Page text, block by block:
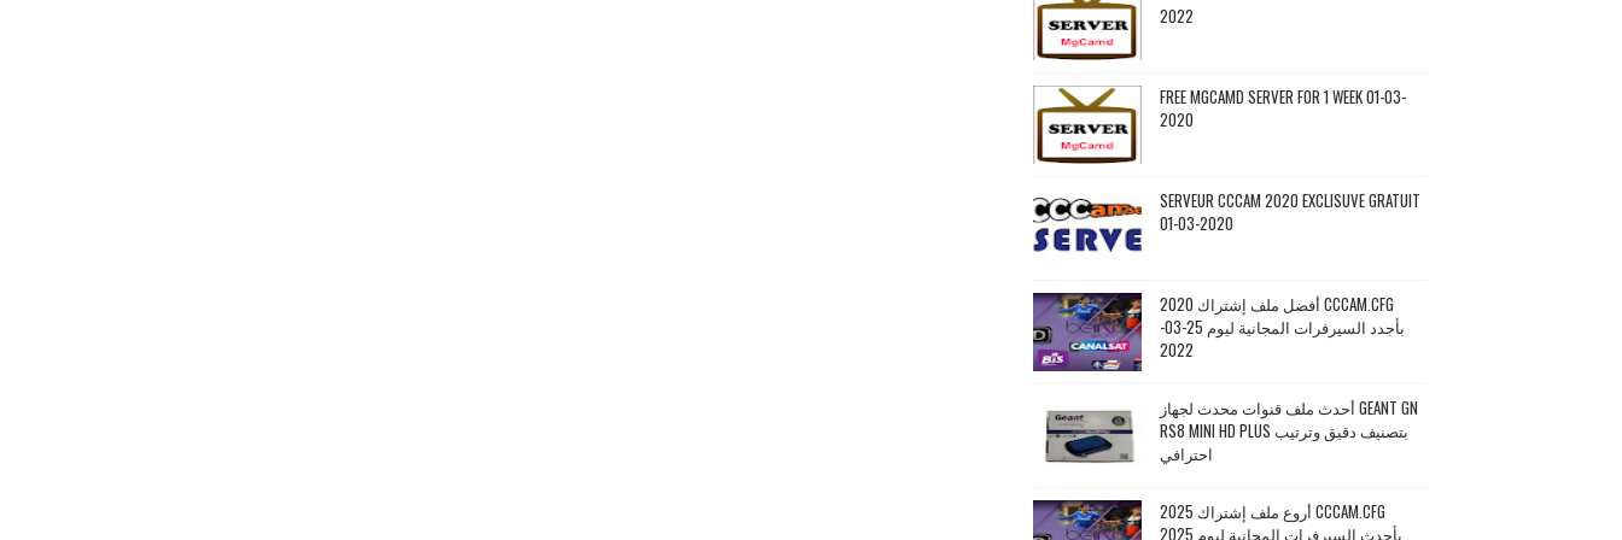
2022
FREE MGCAMD SERVER FOR 1 WEEK 01-03-
2020
SERVEUR CCCAM 2020 EXCLISUVE GRATUIT
01-03-2020
أفضل ملف إشتراك 2020 CCCAM.CFG
بأجدد السيرفرات المجانية ليوم 25-03-
2022
أحدث ملف قنوات محدث لجهاز GEANT GN
RS8 MINI HD PLUS بتصنيف دقيق وترتيب
احترافي
أروع ملف إشتراك 2025 CCCAM.CFG
بأحدث السيرفرات المجانية ليوم 2025